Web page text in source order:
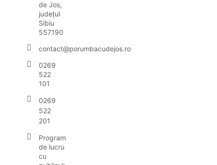
de Jos,
județul
Sibiu
557190
contact@porumbacudejos.ro
0269
522
101
0269
522
201
Program
de lucru
cu